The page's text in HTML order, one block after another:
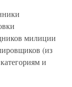
милиции
(из
и